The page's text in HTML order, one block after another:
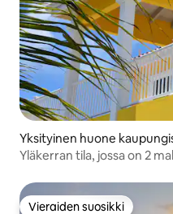
Yksityinen huone
Yläkerran tila, jossa on 2
Vieraiden suosikki